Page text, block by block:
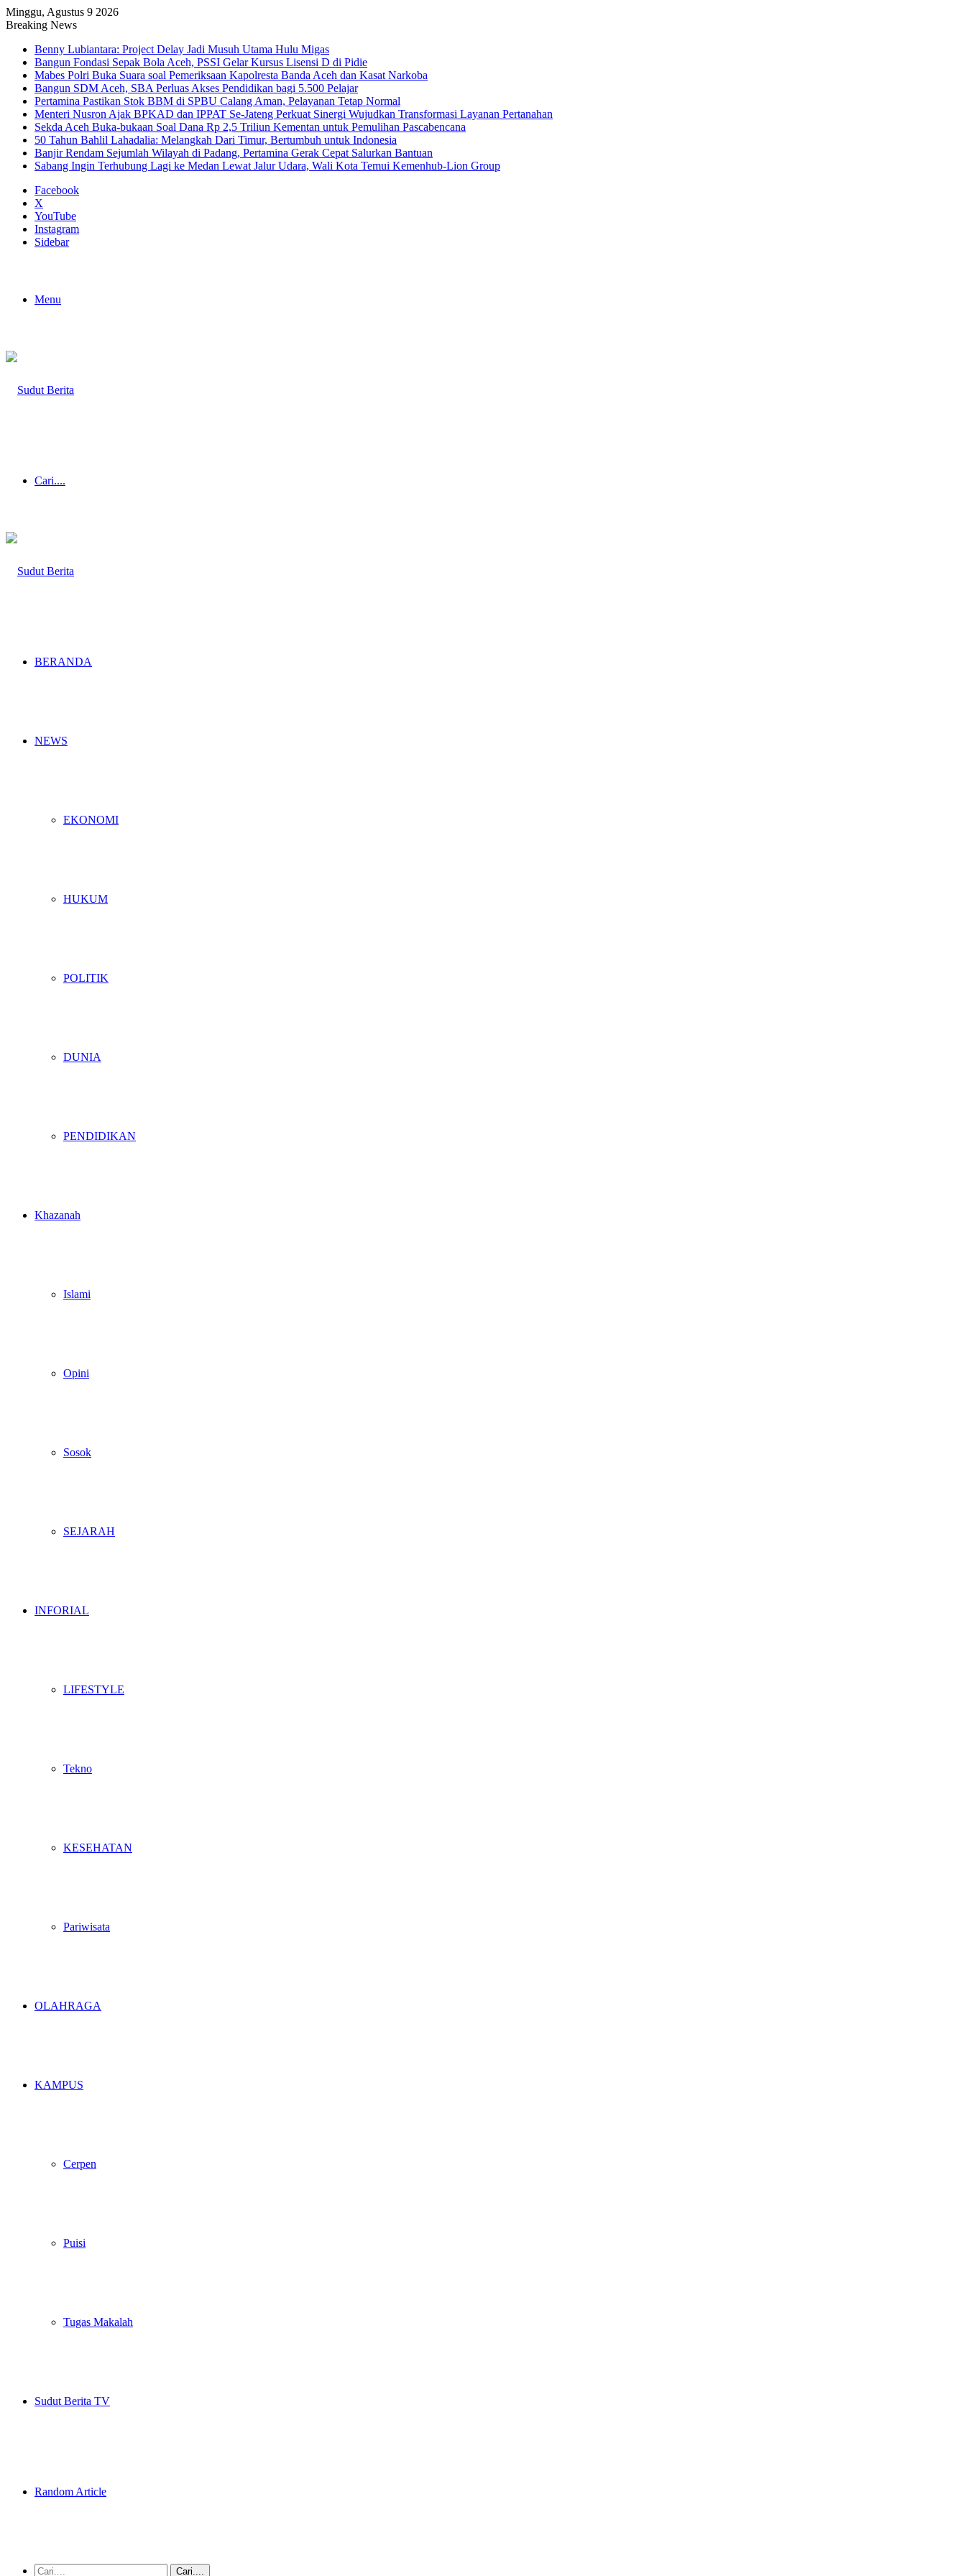
Minggu, Agustus 9 2026
Breaking News
Benny Lubiantara: Project Delay Jadi Musuh Utama Hulu Migas
Bangun Fondasi Sepak Bola Aceh, PSSI Gelar Kursus Lisensi D di Pidie
Mabes Polri Buka Suara soal Pemeriksaan Kapolresta Banda Aceh dan Kasat Narkoba
Bangun SDM Aceh, SBA Perluas Akses Pendidikan bagi 5.500 Pelajar
Pertamina Pastikan Stok BBM di SPBU Calang Aman, Pelayanan Tetap Normal
Menteri Nusron Ajak BPKAD dan IPPAT Se-Jateng Perkuat Sinergi Wujudkan Transformasi Layanan Pertanahan
Sekda Aceh Buka-bukaan Soal Dana Rp 2,5 Triliun Kementan untuk Pemulihan Pascabencana
50 Tahun Bahlil Lahadalia: Melangkah Dari Timur, Bertumbuh untuk Indonesia
Banjir Rendam Sejumlah Wilayah di Padang, Pertamina Gerak Cepat Salurkan Bantuan
Sabang Ingin Terhubung Lagi ke Medan Lewat Jalur Udara, Wali Kota Temui Kemenhub-Lion Group
Facebook
X
YouTube
Instagram
Sidebar
Menu
Cari....
BERANDA
NEWS
EKONOMI
HUKUM
POLITIK
DUNIA
PENDIDIKAN
Khazanah
Islami
Opini
Sosok
SEJARAH
INFORIAL
LIFESTYLE
Tekno
KESEHATAN
Pariwisata
OLAHRAGA
KAMPUS
Cerpen
Puisi
Tugas Makalah
Sudut Berita TV
Random Article
Cari....